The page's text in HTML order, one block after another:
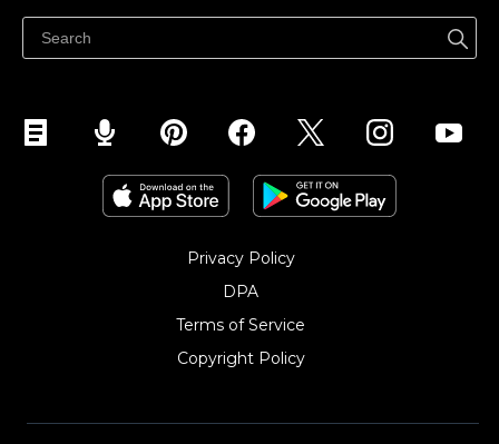
ขายบนเฟสบุ๊ค
Privacy Policy
DPA
Terms of Service
Copyright Policy‎